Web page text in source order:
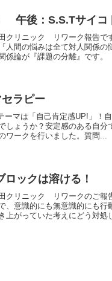
午後：S.S.Tサイコ
クリニック リワーク報告で
人間の悩みは全て対人関係
係論が『課題の分離』です。
ラピー
ーマは「自己肯定感UP!」！
しょうか？安定感のある自
ワークを行いました。質問...
ックは溶ける！
クリニック リワークのご報
、意識的にも無意識的にも
上がっていた考えにどう対処